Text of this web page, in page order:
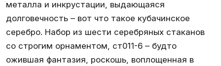
металла и инкрустации, выдающаяся
долговечность – вот что такое кубачинское
серебро. Набор из шести серебряных стаканов
со строгим орнаментом, ст011-6 – будто
ожившая фантазия, роскошь, воплощенная в